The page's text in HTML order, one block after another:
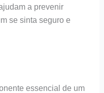
a prevenir
se sinta seguro e
essencial de um